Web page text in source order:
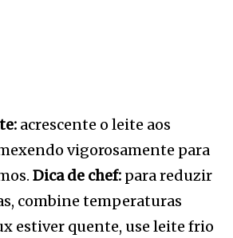
acrescente o leite aos
vigorosamente para
Dica de chef: para reduzir
combine temperaturas
estiver quente, use leite frio